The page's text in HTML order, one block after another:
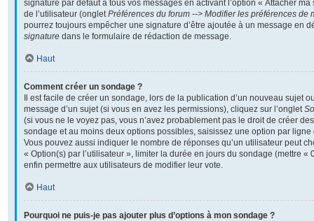
signature par défaut à tous vos messages en activant l’option « Attacher
de l’utilisateur (ongletPréférences du forum --> Modifier les préférences de
pourrez toujours empêcher une signature d’être ajoutée à un message en
signature dans le formulaire de rédaction de message.
Haut
Comment créer un sondage ?
Il est facile de créer un sondage, lors de la publication d’un nouveau sujet
message d’un sujet (si vous en avez les permissions), cliquez sur l’onglet
(si vous ne le voyez pas, vous n’avez probablement pas le droit de créer
sondage et au moins deux options possibles, saisissez une option par
Vous pouvez aussi indiquer le nombre de réponses qu’un utilisateur peut
« Option(s) par l’utilisateur », limiter la durée en jours du sondage (mettre «
enfin permettre aux utilisateurs de modifier leur vote.
Haut
Pourquoi ne puis-je pas ajouter plus d’options à mon sondage ?